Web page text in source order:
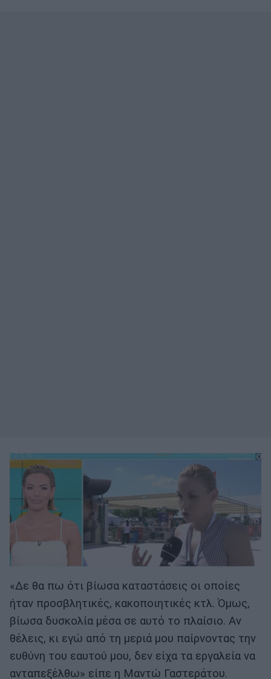
«Δε θα πω ότι βίωσα καταστάσεις οι οποίες
ήταν προσβλητικές, κακοποιητικές κτλ. Όμως,
βίωσα δυσκολία μέσα σε αυτό το πλαίσιο. Αν
θέλεις, κι εγώ από τη μεριά μου παίρνοντας την
ευθύνη του εαυτού μου, δεν είχα τα εργαλεία να
ανταπεξέλθω» είπε η Μαντώ Γαστεράτου.